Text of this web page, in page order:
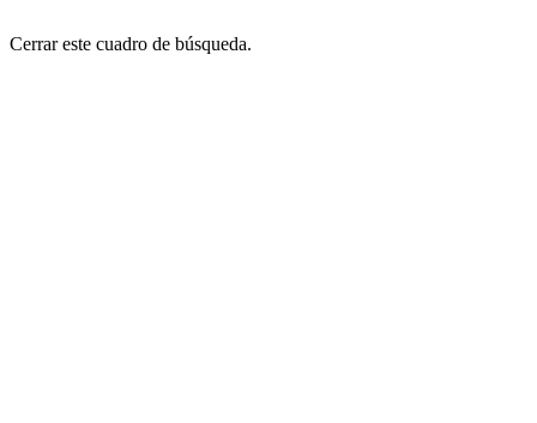
Cerrar este cuadro de búsqueda.